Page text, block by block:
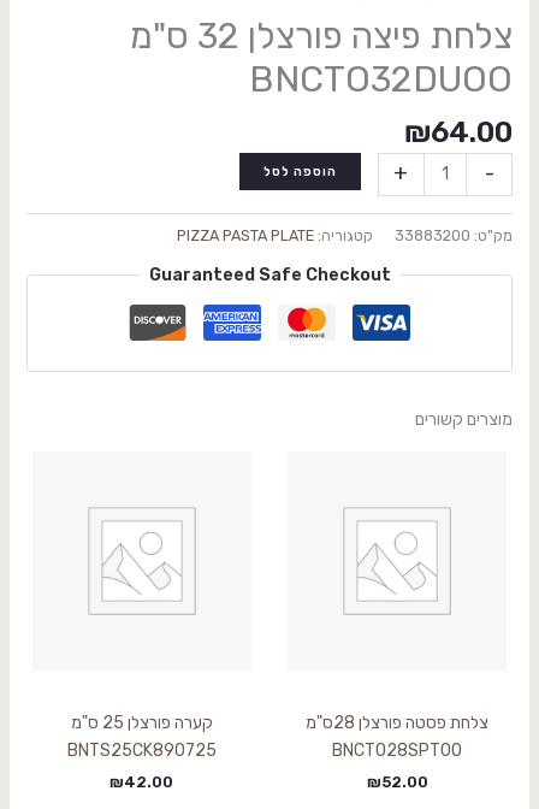
צלחת פיצה פורצלן 32 ס"מ
BNCTO32DUOO
₪64.00
-
+ הוספה לסל
מק"ט: 33883200 קטגוריה: PIZZA PASTA PLATE
Guaranteed Safe Checkout
מוצרים קשורים
צלחת פסטה פורצלן 28ס"מ
BNCTO28SPT00
₪52.00
קערה פורצלן 25 ס"מ
BNTS25CK890725
₪42.00